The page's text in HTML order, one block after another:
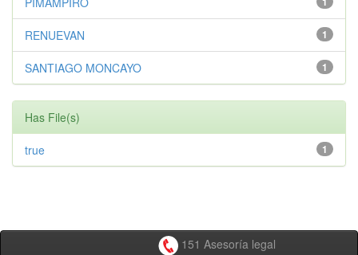
1
RENUEVAN
1
SANTIAGO MONCAYO
Has File(s)
1
true
151 Asesoría legal